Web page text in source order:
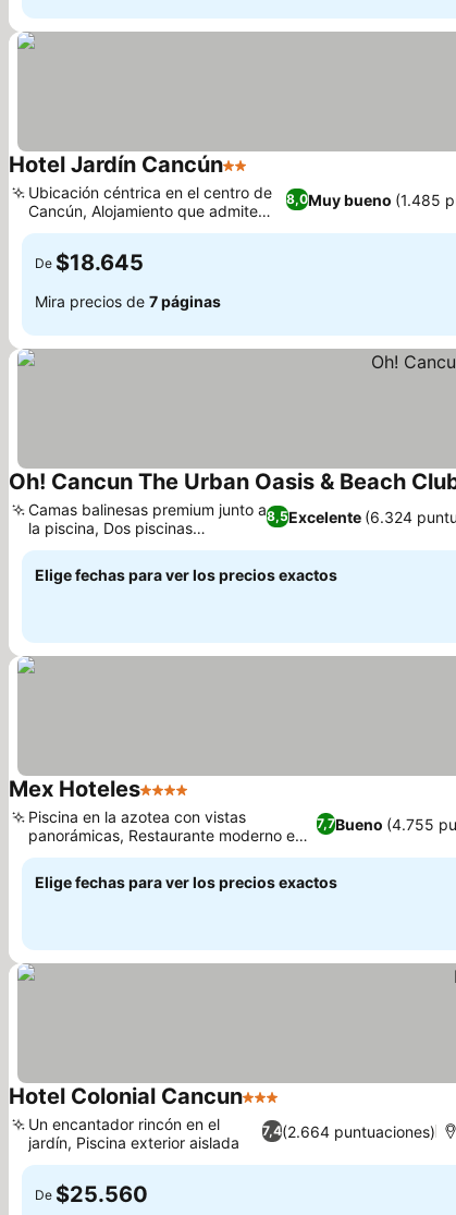
Hotel Jardín Cancún2 Estrellas
8,0Muy bueno (1.485
Ubicación céntrica en el centro de
Cancún, Alojamiento que admite
mascotas
De $18.645
Mira precios de 7 páginas
Oh! Cancun The Urban Oasis & Beach
8,5Excelente (6.324
Camas balinesas premium junto a
la piscina, Dos piscinas
exteriores
Elige fechas para ver los precios exactos
Mex Hoteles4 Estrellas
7,7Bueno (4.755
Piscina en la azotea con vistas
panorámicas, Restaurante moderno en
el mismo hotel
Elige fechas para ver los precios exactos
Hotel Colonial Cancun3 Estrellas
7,4(2.664 puntuaciones)
Un encantador rincón en el
jardín, Piscina exterior aislada
De $25.560